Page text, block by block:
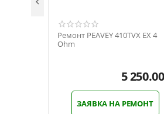
Ремонт PEAVEY 410TVX EX 4
Ohm
5 250.00
ЗАЯВКА НА РЕМОНТ